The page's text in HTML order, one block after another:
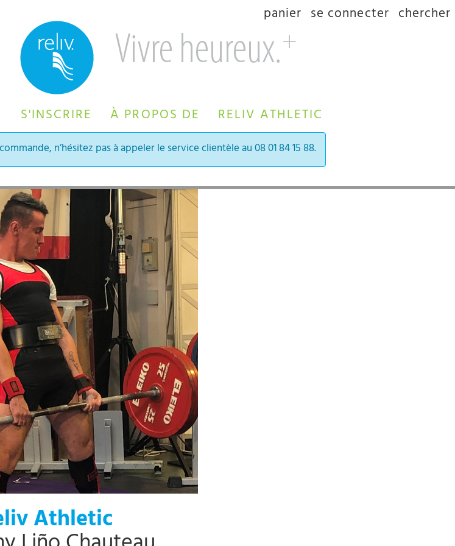
panier se connecter chercher
S'INSCRIRE À PROPOS DE RELIV ATHLETIC
n’hésitez pas à appeler le service clientèle au 08 01 84 15 88.
Athletic